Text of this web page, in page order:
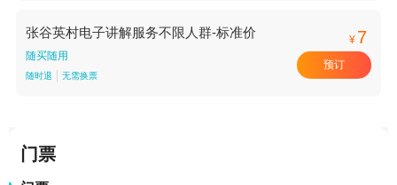
张谷英村电子讲解服务不限人群-标准价
随买随用
随时退 无需换票
¥ 7
预订
门票